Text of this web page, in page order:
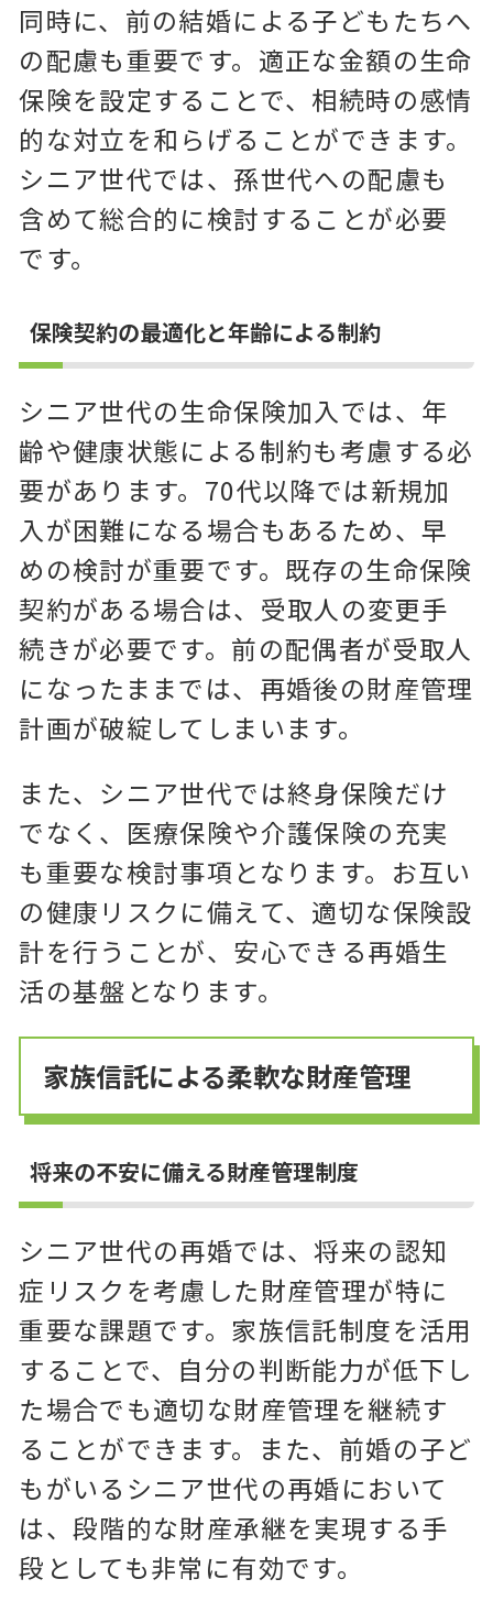
同時に、前の結婚による子どもたちへ
の配慮も重要です。適正な金額の生命
保険を設定することで、相続時の感情
的な対立を和らげることができます。
シニア世代では、孫世代への配慮も
含めて総合的に検討することが必要
です。
保険契約の最適化と年齢による制約
シニア世代の生命保険加入では、年
齢や健康状態による制約も考慮する必
要があります。70代以降では新規加
入が困難になる場合もあるため、早
めの検討が重要です。既存の生命保険
契約がある場合は、受取人の変更手
続きが必要です。前の配偶者が受取人
になったままでは、再婚後の財産管理
計画が破綻してしまいます。
また、シニア世代では終身保険だけ
でなく、医療保険や介護保険の充実
も重要な検討事項となります。お互い
の健康リスクに備えて、適切な保険設
計を行うことが、安心できる再婚生
活の基盤となります。
家族信託による柔軟な財産管理
将来の不安に備える財産管理制度
シニア世代の再婚では、将来の認知
症リスクを考慮した財産管理が特に
重要な課題です。家族信託制度を活用
することで、自分の判断能力が低下し
た場合でも適切な財産管理を継続す
ることができます。また、前婚の子ど
もがいるシニア世代の再婚において
は、段階的な財産承継を実現する手
段としても非常に有効です。